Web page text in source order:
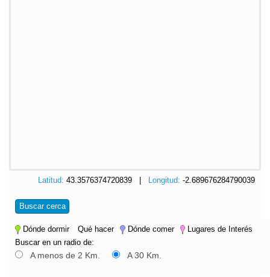
Latitud: 43.3576374720839 | Longitud: -2.689676284790039
Buscar cerca
Dónde dormir Qué hacer Dónde comer
Lugares de Interés
Buscar en un radio de:
A menos de 2 Km. A 30 Km.